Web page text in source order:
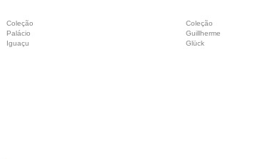
Coleção
Palácio
Iguaçu
Coleção
Guillherme
Glück